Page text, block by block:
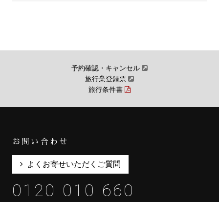
たします。（ご同行者の方はそれに該当いたしません。）
抽選結果は別途メールにて連絡いたします。
ご当選されたお客様には、当選案内メールにご予約専用URLが記載されて
いますので、こちらよりお申込み・お支払いのお手続きをお願いします。
キャンセルが出た場合には繰上当選を行わせて頂きます。繰上当選の方法
参加者に変更がある場合は、Snow Peak KANUMA Campfield & Spaまた
はSnow Peak イベント受付窓口へメールにてご連絡くださいますようお
の直接の依頼等はご遠慮いただきますようお願い致します。
localtourism@snowpeak.co.jp
予約確認・キャンセル
旅行業登録票
旅行条件書
お問い合わせ
よくお寄せいただくご質問
0120-010-660